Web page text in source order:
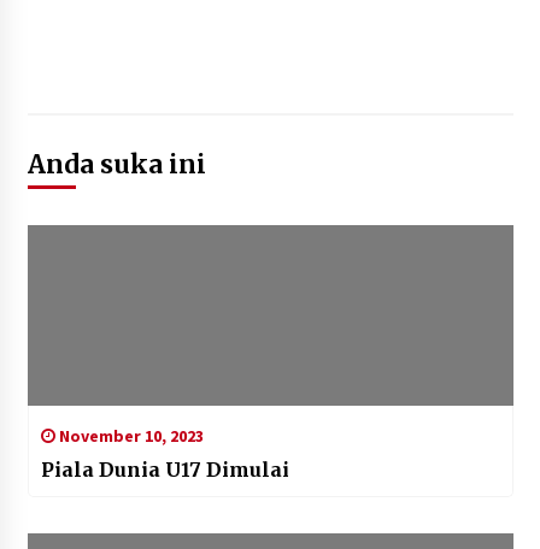
Anda suka ini
November 10, 2023
Piala Dunia U17 Dimulai